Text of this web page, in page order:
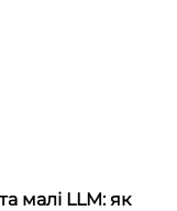
малі LLM: як